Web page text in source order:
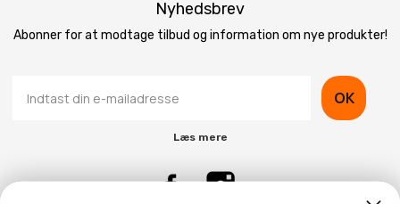
Nyhedsbrev
Abonner for at modtage tilbud og information om nye produkter!
OK
Læs mere